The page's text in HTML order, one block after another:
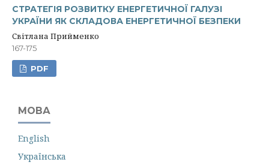
СТРАТЕГІЯ РОЗВИТКУ ЕНЕРГЕТИЧНОЇ ГАЛУЗІ
УКРАЇНИ ЯК СКЛАДОВА ЕНЕРГЕТИЧНОЇ БЕЗПЕКИ
Світлана Прийменко
167-175
PDF
МОВА
English
Українська